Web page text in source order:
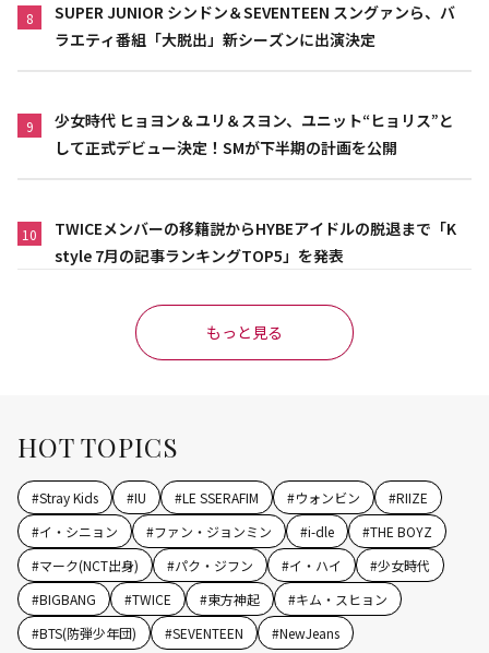
8
SUPER JUNIOR シンドン＆SEVENTEEN スングァンら、バ
ラエティ番組「大脱出」新シーズンに出演決定
9
少女時代 ヒョヨン＆ユリ＆スヨン、ユニット“ヒョリス”と
して正式デビュー決定！SMが下半期の計画を公開
10
TWICEメンバーの移籍説からHYBEアイドルの脱退まで「K
style 7月の記事ランキングTOP5」を発表
もっと見る
HOT TOPICS
#Stray Kids #IU #LE SSERAFIM #ウォンビン #RIIZE
#イ・シニョン #ファン・ジョンミン #i-dle #THE BOYZ
#マーク(NCT出身) #パク・ジフン #イ・ハイ #少女時代
#BIGBANG #TWICE #東方神起 #キム・スヒョン
#BTS(防弾少年団) #SEVENTEEN #NewJeans